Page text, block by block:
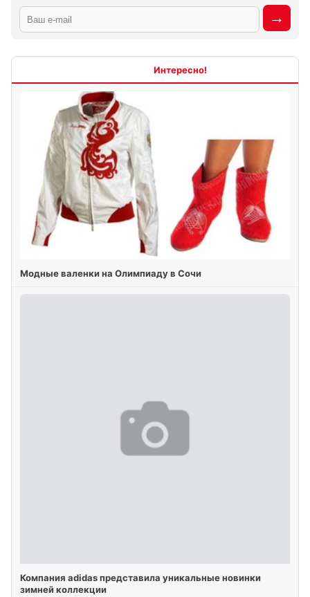
Модные валенки на Олимпиаду в Сочи
Компания adidas представила уникальные новинки
зимней коллекции